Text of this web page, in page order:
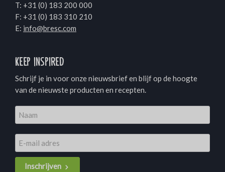
T: +31 (0) 183 200 000
F: +31 (0) 183 310 210
E: info@bresc.com
Keep inspired
Schrijf je in voor onze nieuwsbrief en blijf op de hoogte
van de nieuwste producten en recepten.
Inschrijven